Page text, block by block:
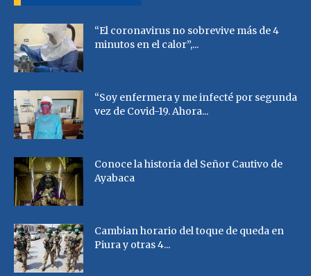
“El coronavirus no sobrevive más de 4
minutos en el calor”,...
“Soy enfermera y me infecté por segunda
vez de Covid-19. Ahora...
Conoce la historia del Señor Cautivo de
Ayabaca
Cambian horario del toque de queda en
Piura y otras 4...